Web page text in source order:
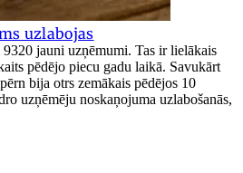
uzlabojas
jauni uzņēmumi. Tas ir lielākais
pēdējo piecu gadu laikā. Savukārt
bija otrs zemākais pēdējos 10
uzņēmēju noskaņojuma uzlabošanās,